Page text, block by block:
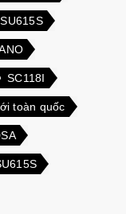
SC118I
toàn quốc